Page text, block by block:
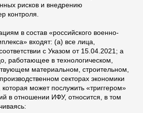
рисков и внедрению
контроля.
в состав «российского военно-
входят: (а) все лица,
с Указом от 15.04.2021; а
работающее в технологическом,
материальном, строительном,
секторах экономики
может послужить «триггером»
в отношении ИФУ, относится, в том